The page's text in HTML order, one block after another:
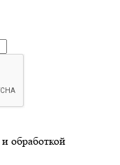
и обработкой